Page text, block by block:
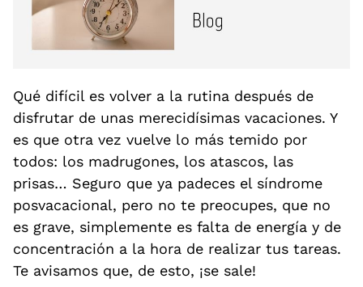
Qué difícil es volver a la rutina después de
disfrutar de unas merecidísimas vacaciones. Y
es que otra vez vuelve lo más temido por
todos: los madrugones, los atascos, las
prisas… Seguro que ya padeces el síndrome
posvacacional, pero no te preocupes, que no
es grave, simplemente es falta de energía y de
concentración a la hora de realizar tus tareas.
Te avisamos que, de esto, ¡se sale!